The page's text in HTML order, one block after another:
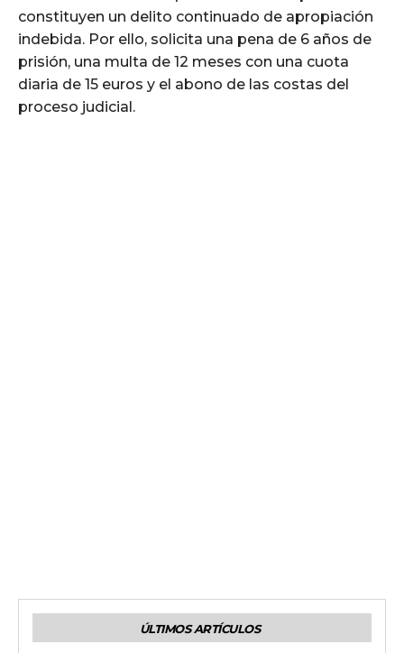
constituyen un delito continuado de apropiación
indebida. Por ello, solicita una pena de 6 años de
prisión, una multa de 12 meses con una cuota
diaria de 15 euros y el abono de las costas del
proceso judicial.
ÚLTIMOS ARTÍCULOS